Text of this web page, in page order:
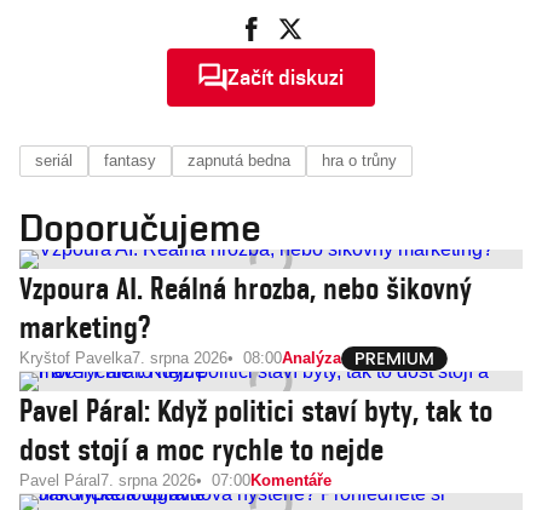
Začít diskuzi
seriál fantasy zapnutá bedna hra o trůny
Doporučujeme
Vzpoura AI. Reálná hrozba, nebo šikovný
marketing?
Kryštof Pavelka7. srpna 2026 08:00Analýza
Pavel Páral: Když politici staví byty, tak to
dost stojí a moc rychle to nejde
Pavel Páral 7. srpna 2026 07:00Komentáře